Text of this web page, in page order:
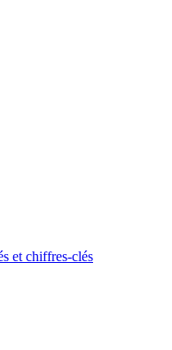
et chiffres-clés